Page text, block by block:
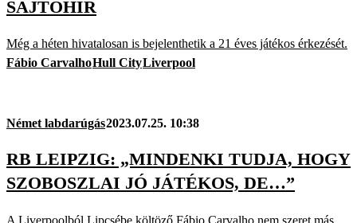
SAJTÓHÍR
Még a héten hivatalosan is bejelenthetik a 21 éves játékos érkezését.
Fábio CarvalhoHull CityLiverpool
Német labdarúgás2023.07.25. 10:38
RB LEIPZIG: „MINDENKI TUDJA, HOGY
SZOBOSZLAI JÓ JÁTÉKOS, DE…”
A Liverpoolból Lipcsébe költöző Fábio Carvalho nem szeret más